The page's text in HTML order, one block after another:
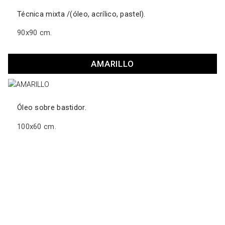
Técnica mixta /(óleo, acrílico, pastel).
90x90 cm.
AMARILLO
Óleo sobre bastidor.
100x60 cm.